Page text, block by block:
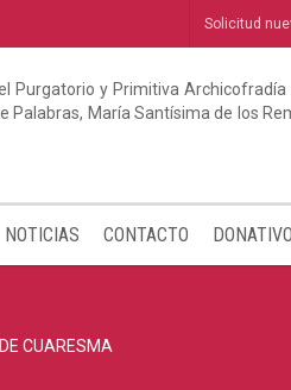
Solicitud
Purgatorio y Primitiva
Palabras, María Santísima de los
NOTICIAS CONTACTO
CUARESMA